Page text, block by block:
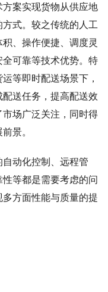
案实现货物从供应地
式。较之传统的人工
、操作便捷、调度灵
可靠等技术优势。特
等即时配送场景下，
送任务，提高配送效
场广泛关注，同时得
景。
动化控制、远程管
等都是需要考虑的问
方面性能与质量的提